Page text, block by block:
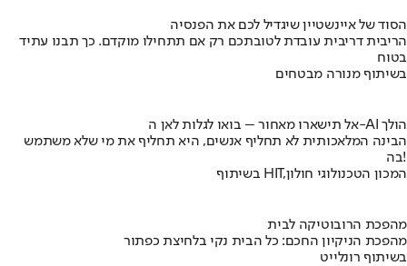
הסוד של איינשטיין שיגדיל לכם את הפנסיה
הריבית דריבית עובדת לטובתכם רק אם תתחילו מוקדם. כך תבנו עתיד
בטוח
בשיתוף מנורה מבטחים
אל תישארו מאחור – בואו לגלות לאן ה-AI הולך
הבינה המלאכותית לא תחליף אנשים, היא תחליף את מי שלא משתמש
בה!
בשיתוף HIT,המכון הטכנולוגי חולון
מהפכת הרובוטיקה לבית
מהפכת הניקיון החכם: כל הבית נקי בלחיצת כפתור
בשיתוף רונלייט